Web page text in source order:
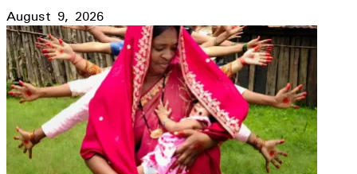
August 9, 2026